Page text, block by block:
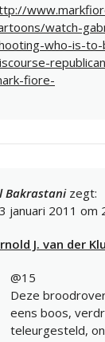
watch-
who-is-to-
fiore-
Bakrastani zegt:
januari 2011 om
J. van der
@15
Deze
eens boos,
teleurgesteld,